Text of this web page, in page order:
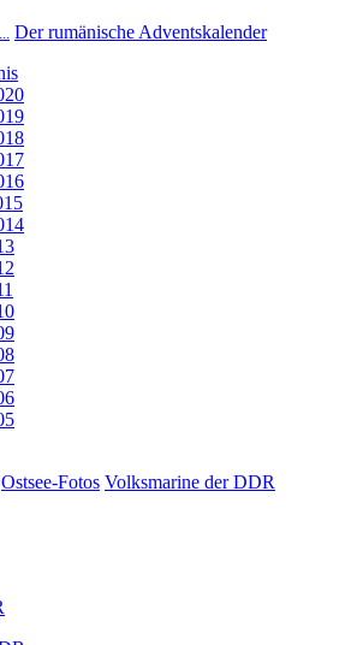
Der rumänische Adventskalender
Ostsee-Fotos Volksmarine der DDR